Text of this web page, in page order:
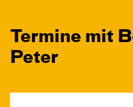
Termine mit
Peter